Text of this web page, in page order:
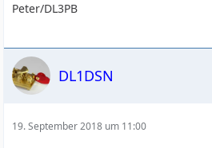
Peter/DL3PB
DL1DSN
19. September 2018 um 11:00